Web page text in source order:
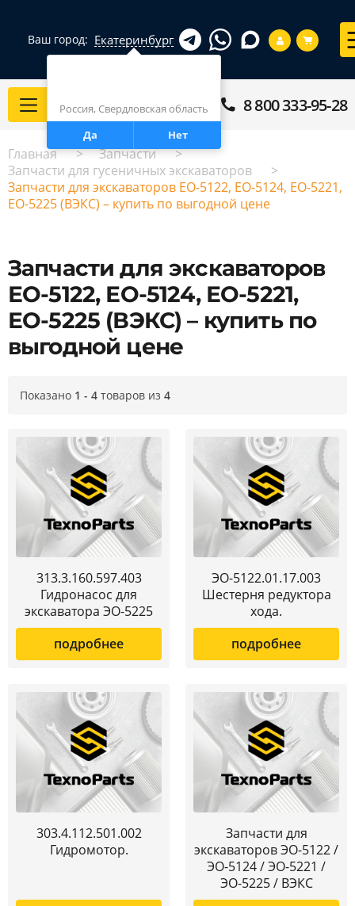
Ваш город: Екатеринбург
Россия, Свердловская область
Да
Нет
Каталог 8 800 333-95-28
Главная
Запчасти
Запчасти для гусеничных экскаваторов
Запчасти для экскаваторов ЕО-5122, ЕО-5124, ЕО-5221,
ЕО-5225 (ВЭКС) – купить по выгодной цене
Запчасти для экскаваторов
ЕО-5122, ЕО-5124, ЕО-5221,
ЕО-5225 (ВЭКС) – купить по
выгодной цене
313.3.160.597.403
Гидронасос для
экскаватора ЭО-5225
подробнее
ЭО-5122.01.17.003
Шестерня редуктора
хода.
подробнее
303.4.112.501.002
Гидромотор.
Запчасти для
экскаваторов ЭО-5122 /
ЭО-5124 / ЭО-5221 /
ЭО-5225 / ВЭКС
Показано 1 - 4 товаров из 4